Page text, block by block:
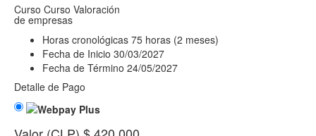
Curso Curso Valoración
de empresas
Horas cronológicas 75 horas (2 meses)
Fecha de Inicio 30/03/2027
Fecha de Término 24/05/2027
Detalle de Pago